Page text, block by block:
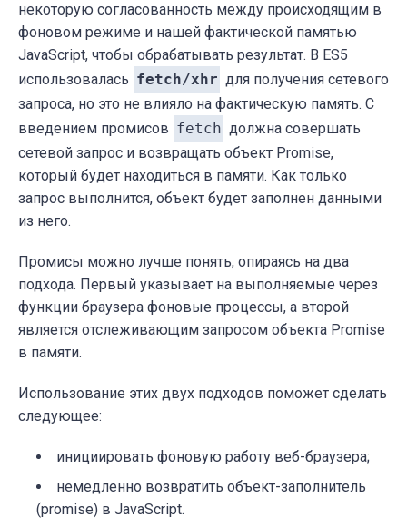
некоторую согласованность между происходящим в
фоновом режиме и нашей фактической памятью
JavaScript, чтобы обрабатывать результат. В ES5
использовалась fetch/xhr для получения сетевого
запроса, но это не влияло на фактическую память. С
введением промисов fetch должна совершать
сетевой запрос и возвращать объект Promise,
который будет находиться в памяти. Как только
запрос выполнится, объект будет заполнен данными
из него.
Промисы можно лучше понять, опираясь на два
подхода. Первый указывает на выполняемые через
функции браузера фоновые процессы, а второй
является отслеживающим запросом объекта Promise
в памяти.
Использование этих двух подходов поможет сделать
следующее:
инициировать фоновую работу веб-браузера;
немедленно возвратить объект-заполнитель
(promise) в JavaScript.